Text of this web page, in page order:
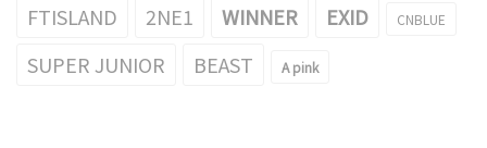
FTISLAND
2NE1 WINNER EXID CNBLUE
SUPER JUNIOR BEAST A pink